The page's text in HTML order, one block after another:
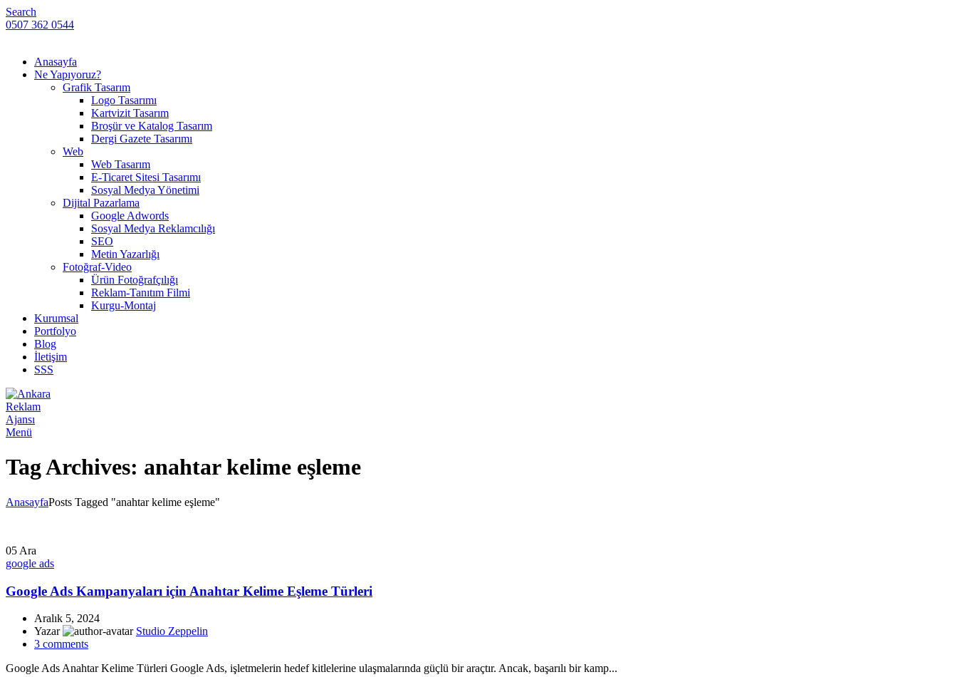
Search
0507 362 0544
Anasayfa
Ne Yapıyoruz?
Grafik Tasarım
Logo Tasarımı
Kartvizit Tasarım
Broşür ve Katalog Tasarım
Dergi Gazete Tasarımı
Web
Web Tasarım
E-Ticaret Sitesi Tasarımı
Sosyal Medya Yönetimi
Dijital Pazarlama
Google Adwords
Sosyal Medya Reklamcılığı
SEO
Metin Yazarlığı
Fotoğraf-Video
Ürün Fotoğrafçılığı
Reklam-Tanıtım Filmi
Kurgu-Montaj
Kurumsal
Portfolyo
Blog
İletişim
SSS
Menü
Tag Archives: anahtar kelime eşleme
AnasayfaPosts Tagged "anahtar kelime eşleme"
05 Ara
google ads
Google Ads Kampanyaları için Anahtar Kelime Eşleme Türleri
Aralık 5, 2024
Yazar
Studio Zeppelin
3 comments
Google Ads Anahtar Kelime Türleri Google Ads, işletmelerin hedef kitlelerine ulaşmalarında güçlü bir araçtır. Ancak, başarılı bir kamp...